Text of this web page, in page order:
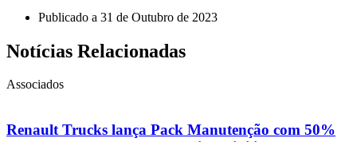
Publicado a 31 de Outubro de 2023
Notícias Relacionadas
Associados
Renault Trucks lança Pack Manutenção com 50%